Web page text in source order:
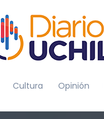
Cultura Opinión